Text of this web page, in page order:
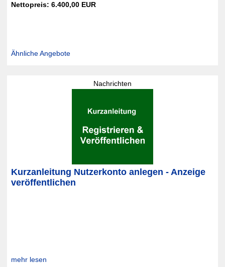
Nettopreis: 6.400,00 EUR
Ähnliche Angebote
Nachrichten
Kurzanleitung Nutzerkonto anlegen - Anzeige
veröffentlichen
mehr lesen